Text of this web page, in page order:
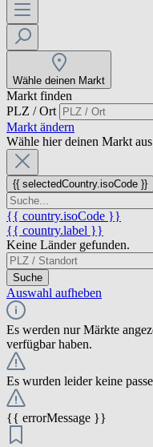
Wähle deinen Markt
Markt finden
PLZ / Ort
Markt ändern
Wähle hier deinen Markt aus
{{ selectedCountry.isoCode }}
{{ country.isoCode }}
{{ country.label }}
Keine Länder gefunden.
Suche
Auswahl aufheben
Es werden nur Märkte
verfügbar haben.
Es wurden leider keine
{{ errorMessage }}